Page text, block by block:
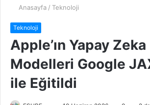
Anasayfa / Teknoloji
Teknoloji
Apple’ın Yapay Zeka
Modelleri Google
ile Eğitildi